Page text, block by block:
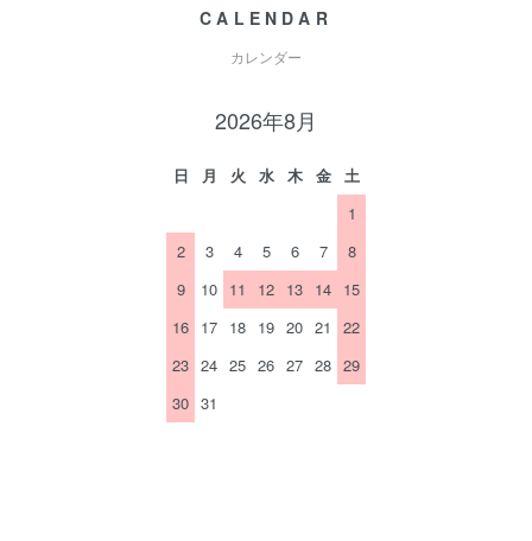
CALENDAR
カレンダー
2026年8月
日 月 火 水 木 金
土
1
2
3 4 5 6 7
8
9
10 11 12 13 14 15
16 17 18 19 20 21
22
23 24 25 26 27 28 29
30 31